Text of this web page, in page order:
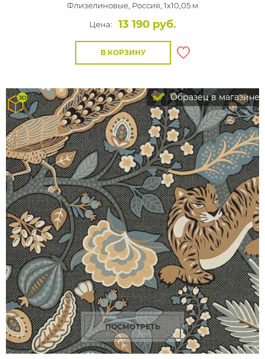
Флизелиновые, Россия, 1x10,05 м
Цена:
13 190 руб.
В КОРЗИНУ
Образец в магазине
ПОСМОТРЕТЬ